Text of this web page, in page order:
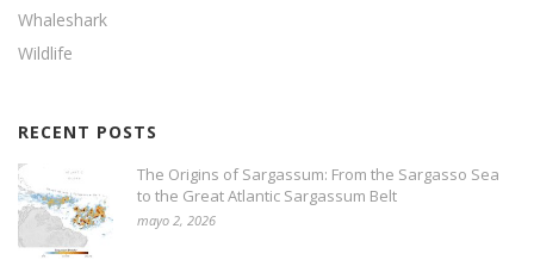
Whaleshark
Wildlife
RECENT POSTS
The Origins of Sargassum: From the Sargasso Sea
to the Great Atlantic Sargassum Belt
mayo 2, 2026